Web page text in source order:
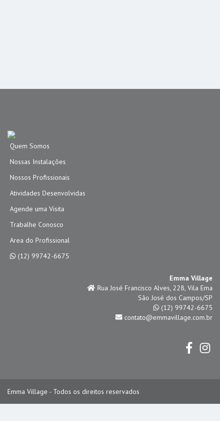
Quem Somos
Nossas Instalações
Nossos Profissionais
Atividades Desenvolvidas
Agende uma Visita
Trabalhe Conosco
Area do Profissional
(12) 99742-6675
Emma Village
Rua José Francisco Alves, 228, Vila Ema
São José dos Campos/SP
(12) 99742-6675
contato@emmavillage.com.br
Emma Village - Todos os direitos reservados